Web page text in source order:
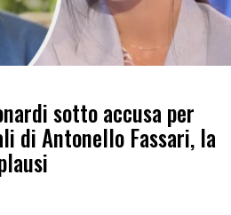
sotto accusa per
di Antonello Fassari, la